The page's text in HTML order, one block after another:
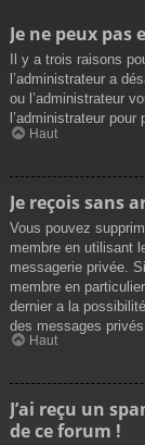
Je ne peux pas
Il y a trois raisons
l’administrateur a
ou l’administrateur
l’administrateur pour
Haut
Je reçois sans
Vous pouvez
membre en utilisant
messagerie privée.
membre en
dernier a la
des messages privés.
Haut
J’ai reçu un
de ce forum !